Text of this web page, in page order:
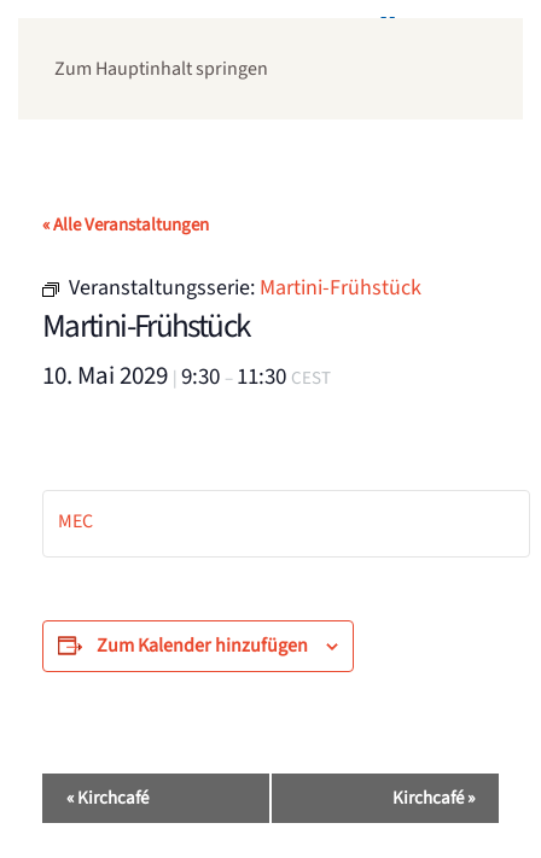
Zum Hauptinhalt springen
« Alle Veranstaltungen
Veranstaltungsserie: Martini-Frühstück
Martini-Frühstück
10. Mai 2029 | 9:30 –11:30 CEST
MEC
Zum Kalender hinzufügen
Veranstaltung-
Navigation
«Kirchcafé Kirchcafé»